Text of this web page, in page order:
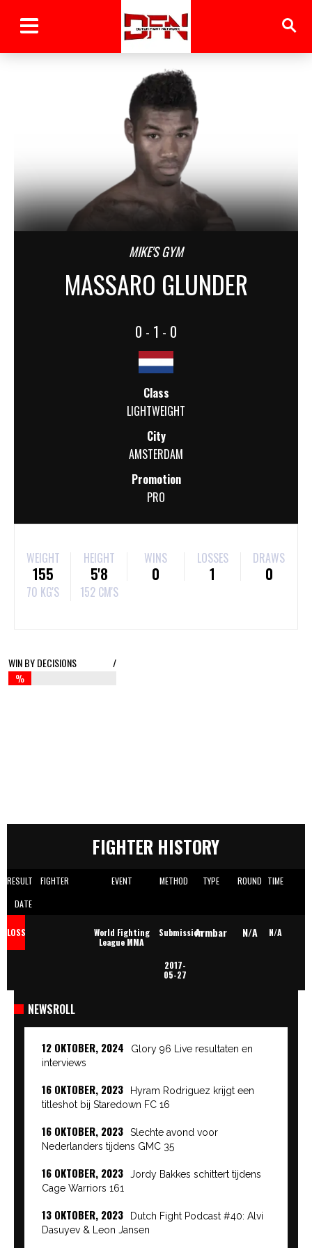
MIKE'S GYM
MASSARO GLUNDER
0 - 1 - 0
Class
LIGHTWEIGHT
City
AMSTERDAM
Promotion
PRO
WEIGHT
155
70 KG'S
HEIGHT
5'8
152 CM'S
WINS
0
LOSSES
1
DRAWS
0
WIN BY DECISIONS
/
%
FIGHTER HISTORY
RESULT FIGHTER EVENT METHOD TYPE ROUND TIME
DATE
LOSS
World Fighting
League MMA
SubmissionArmbar N/A N/A
2017-
05-27
NEWSROLL
12 OKTOBER, 2024
Glory 96 Live resultaten en
interviews
16 OKTOBER, 2023
Hyram Rodriguez krijgt een
titleshot bij Staredown FC 16
16 OKTOBER, 2023
Slechte avond voor
Nederlanders tijdens GMC 35
16 OKTOBER, 2023
Jordy Bakkes schittert tijdens
Cage Warriors 161
13 OKTOBER, 2023
Dutch Fight Podcast #40: Alvi
Dasuyev & Leon Jansen